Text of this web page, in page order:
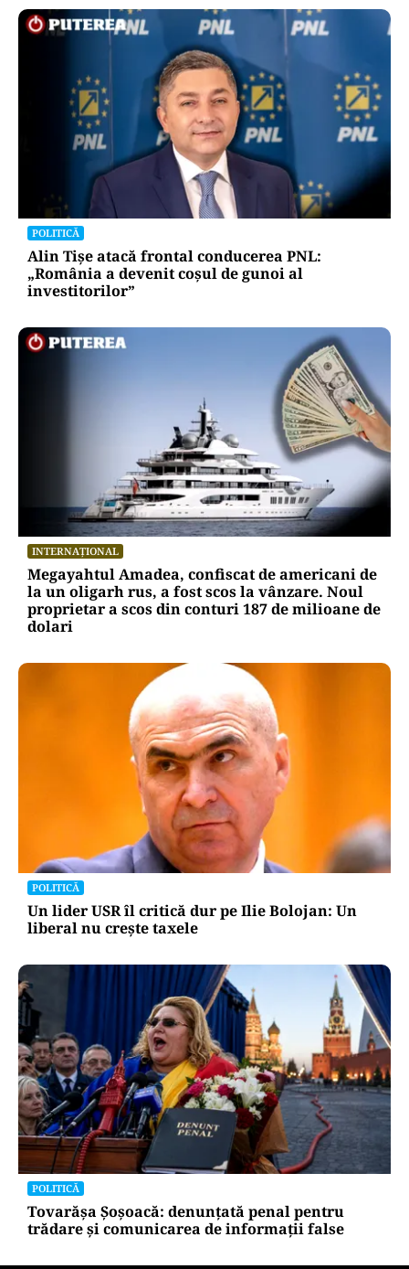
POLITICĂ
Alin Tișe atacă frontal conducerea PNL:
„România a devenit coșul de gunoi al
investitorilor”
INTERNAȚIONAL
Megayahtul Amadea, confiscat de americani de
la un oligarh rus, a fost scos la vânzare. Noul
proprietar a scos din conturi 187 de milioane de
dolari
POLITICĂ
Un lider USR îl critică dur pe Ilie Bolojan: Un
liberal nu crește taxele
POLITICĂ
Tovarășa Șoșoacă: denunțată penal pentru
trădare și comunicarea de informații false